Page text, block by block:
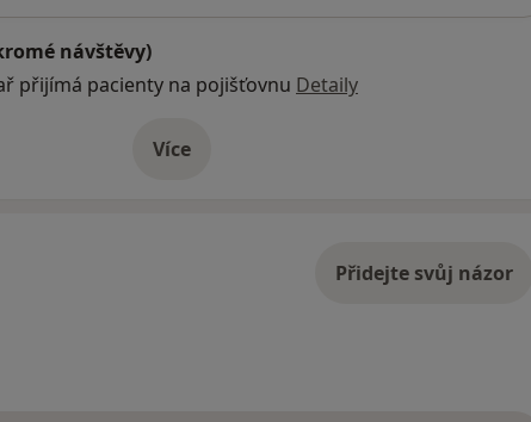
návštěvy)
přijímá pacienty na pojišťovnu Detaily
Víceo adrese
Přidejte svůj názor